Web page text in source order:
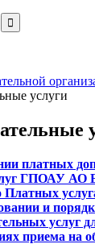
услуги
платных
ГПОАУ АО
Платных
и
услуг
приема на